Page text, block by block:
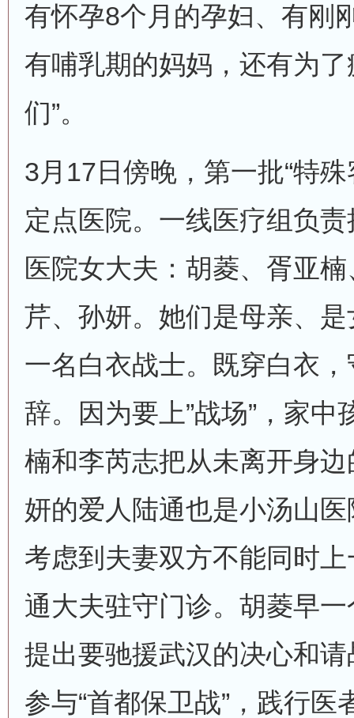
有怀孕8个月的孕妇、有刚
有哺乳期的妈妈，还有为
们”。
3月17日傍晚，第一批“特
定点医院。一线医疗组负
医院女大夫：胡菱、胥亚
芹、孙妍。她们是母亲、
一名白衣战士。既穿白衣，
辞。因为要上”战场”，家中
楠和李芮志把从未离开身
妍的爱人陆通也是小汤山
考虑到夫妻双方不能同时
通大夫驻守门诊。胡菱早
提出要驰援武汉的决心和
参与“首都保卫战”，践行医